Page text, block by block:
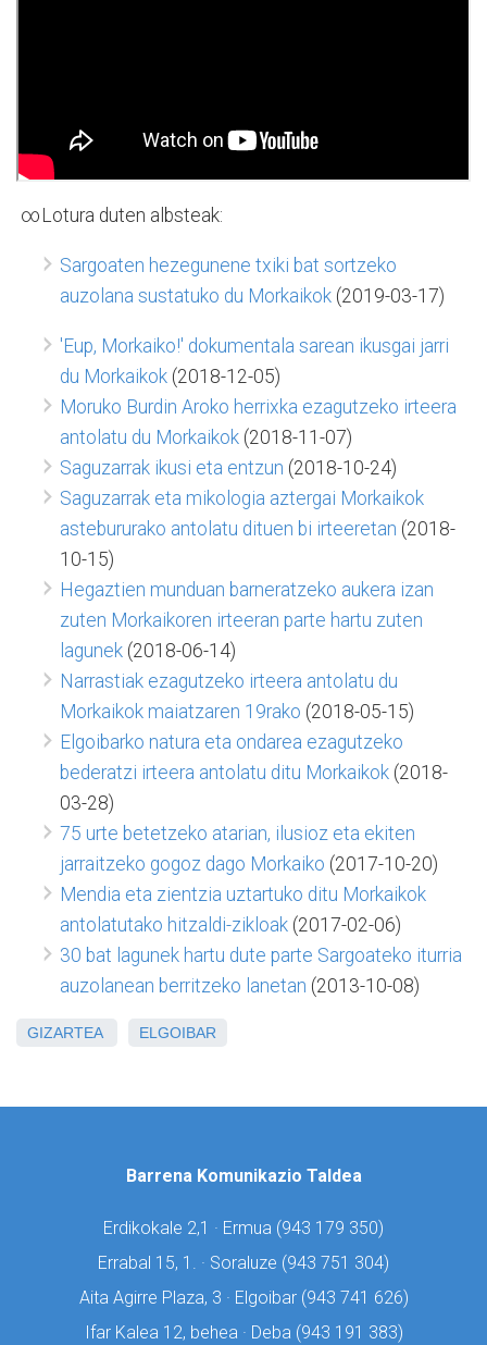
∞Lotura duten albsteak:
Sargoaten hezegunene txiki bat sortzeko
auzolana sustatuko du Morkaikok (2019-03-17)
'Eup, Morkaiko!' dokumentala sarean ikusgai jarri
du Morkaikok (2018-12-05)
Moruko Burdin Aroko herrixka ezagutzeko irteera
antolatu du Morkaikok (2018-11-07)
Saguzarrak ikusi eta entzun (2018-10-24)
Saguzarrak eta mikologia aztergai Morkaikok
astebururako antolatu dituen bi irteeretan (2018-
10-15)
Hegaztien munduan barneratzeko aukera izan
zuten Morkaikoren irteeran parte hartu zuten
lagunek (2018-06-14)
Narrastiak ezagutzeko irteera antolatu du
Morkaikok maiatzaren 19rako (2018-05-15)
Elgoibarko natura eta ondarea ezagutzeko
bederatzi irteera antolatu ditu Morkaikok (2018-
03-28)
75 urte betetzeko atarian, ilusioz eta ekiten
jarraitzeko gogoz dago Morkaiko (2017-10-20)
Mendia eta zientzia uztartuko ditu Morkaikok
antolatutako hitzaldi-zikloak (2017-02-06)
30 bat lagunek hartu dute parte Sargoateko iturria
auzolanean berritzeko lanetan (2013-10-08)
GIZARTEA ELGOIBAR
Barrena Komunikazio Taldea
Erdikokale 2,1 · Ermua (943 179 350)
Errabal 15, 1. · Soraluze (943 751 304)
Aita Agirre Plaza, 3 · Elgoibar (943 741 626)
Ifar Kalea 12, behea · Deba (943 191 383)